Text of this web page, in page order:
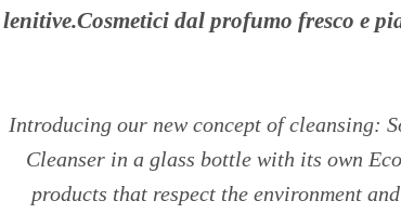
lenitive.Cosmetici dal profumo fresco e
Introducing our new concept of cleansing:
Cleanser in a glass bottle with its own
products that respect the environment